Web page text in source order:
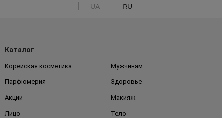
UA RU
Каталог
Корейская косметика Мужчинам
Парфюмерия Здоровье
Акции Макияж
Лицо Тело